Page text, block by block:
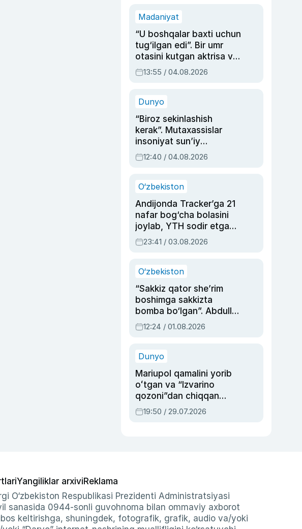
Madaniyat
“U boshqalar baxti uchun
tug‘ilgan edi”. Bir umr
otasini kutgan aktrisa va
dublyaj ustasi Rimma
Ahmedovaning
13:55 / 04.08.2026
Dunyo
“Biroz sekinlashish
kerak”. Mutaxassislar
insoniyat sun’iy
intellektni boshqara
olmay qolishidan xavotir
12:40 / 04.08.2026
O‘zbekiston
Andijonda Tracker’ga 21
nafar bog‘cha bolasini
joylab, YTH sodir etgan
ayolga sud hukmi o‘qildi
23:41 / 03.08.2026
O‘zbekiston
“Sakkiz qator she’rim
boshimga sakkizta
bomba bo‘lgan”. Abdulla
Oripovni siyosiy
ayblovlardan asrab
12:24 / 01.08.2026
Dunyo
Mariupol qamalini yorib
oʻtgan va “Izvarino
qozoni”dan chiqqan
qahramon — Ukraina
armiyasi bosh
19:50 / 29.07.2026
Yangiliklar arxiviReklama
O‘zbekiston Respublikasi Prezidenti Administratsiyasi
sanasida 0944-sonli guvohnoma bilan ommaviy axborot
keltirishga, shuningdek, fotografik, grafik, audio va/yoki